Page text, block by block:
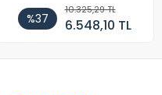
%37
10.325,29 TL
6.548,10 TL